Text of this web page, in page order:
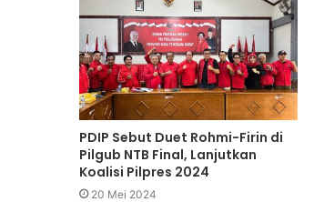
PDIP Sebut Duet Rohmi-Firin di
Pilgub NTB Final, Lanjutkan
Koalisi Pilpres 2024
20 Mei 2024